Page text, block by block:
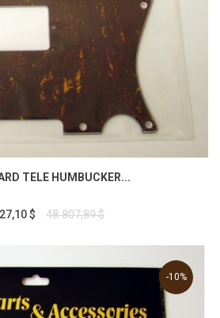
TELE HUMBUCKER...
$ 48.807,89 $
-10%